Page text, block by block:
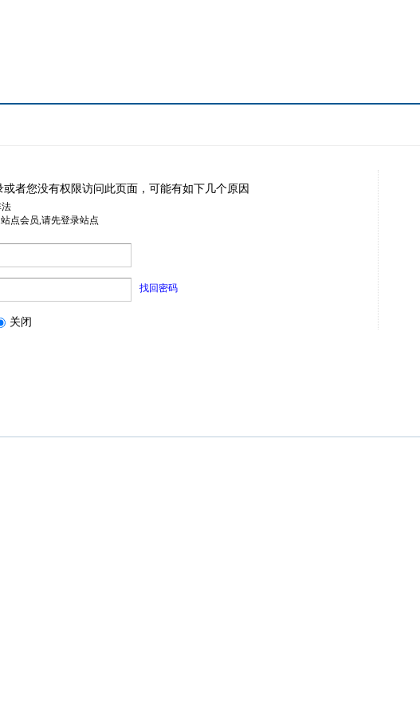
或者您没有权限访问此页面，可能有如下几个原因
点会员,请先登录站点
找回密码
关闭